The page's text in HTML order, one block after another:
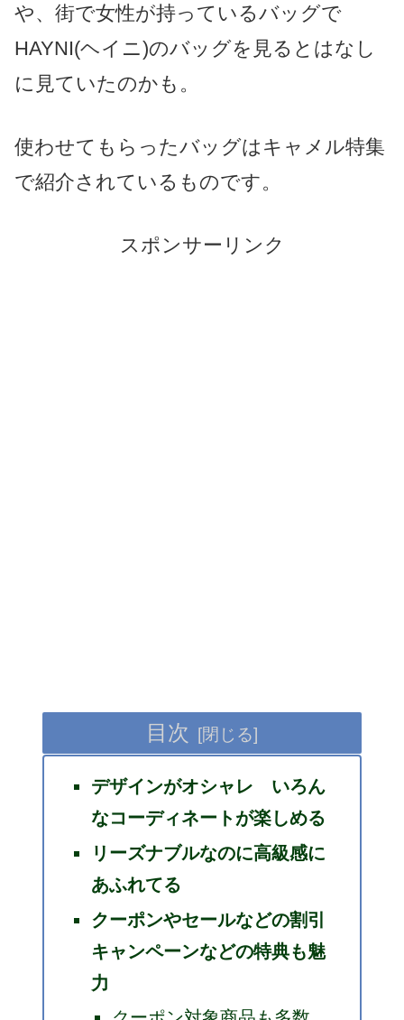
や、街で女性が持っているバッグで
HAYNI(ヘイニ)のバッグを見るとはなし
に見ていたのかも。
使わせてもらったバッグはキャメル特集
で紹介されているものです。
スポンサーリンク
目次
デザインがオシャレ いろん
なコーディネートが楽しめる
リーズナブルなのに高級感に
あふれてる
クーポンやセールなどの割引
キャンペーンなどの特典も魅
力